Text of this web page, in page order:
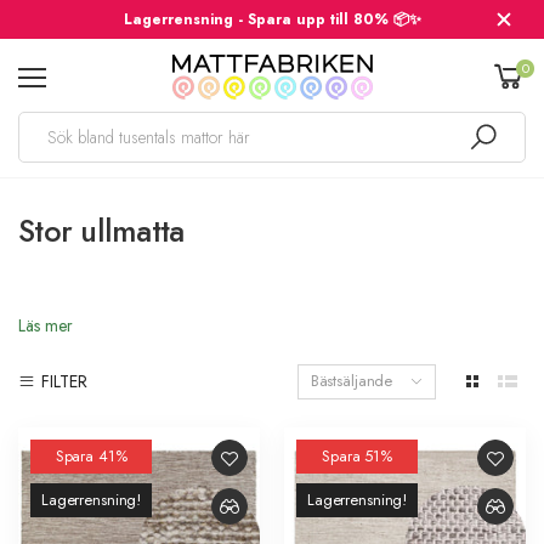
Lagerrensning - Spara upp till 80% 📦✨
0
Stor ullmatta
Läs mer
FILTER Bästsäljande
Spara 41%
Lagerrensning!
Spara 51%
Lagerrensning!